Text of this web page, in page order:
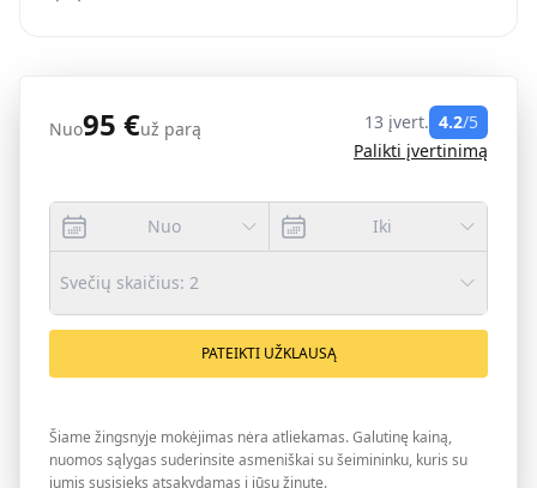
Nuo95 €už parą 13 įvert. 4.2/5
Palikti įvertinimą
Nuo Iki
Svečių skaičius: 2
PATEIKTI UŽKLAUSĄ
Šiame žingsnyje mokėjimas nėra atliekamas. Galutinę kainą,
nuomos sąlygas suderinsite asmeniškai su šeimininku, kuris su
jumis susisieks atsakydamas į jūsų žinutę.